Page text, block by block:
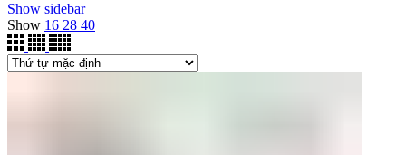
Show sidebar
Show 16 28 40